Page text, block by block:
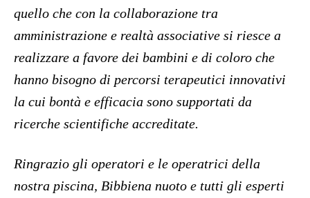
quello che con la collaborazione tra
amministrazione e realtà associative si riesce a
realizzare a favore dei bambini e di coloro che
hanno bisogno di percorsi terapeutici innovativi
la cui bontà e efficacia sono supportati da
ricerche scientifiche accreditate.
Ringrazio gli operatori e le operatrici della
nostra piscina, Bibbiena nuoto e tutti gli esperti